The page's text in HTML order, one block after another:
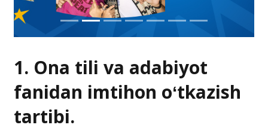
1. Ona tili va adabiyot
fanidan imtihon oʻtkazish
tartibi.